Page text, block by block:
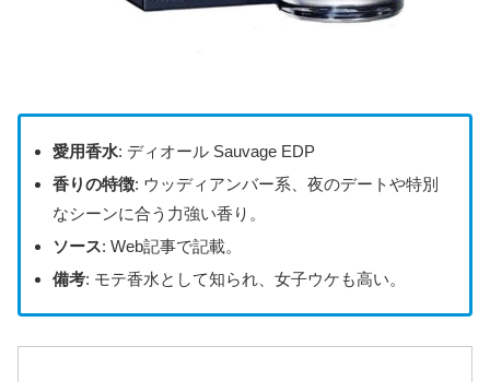
愛用香水: ディオール Sauvage EDP
香りの特徴: ウッディアンバー系、夜のデートや特別
なシーンに合う力強い香り。
ソース: Web記事で記載。
備考: モテ香水として知られ、女子ウケも高い。